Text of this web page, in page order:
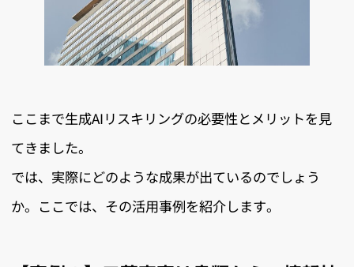
ここまで生成AIリスキリングの必要性とメリットを見
てきました。
では、実際にどのような成果が出ているのでしょう
か。ここでは、その活用事例を紹介します。